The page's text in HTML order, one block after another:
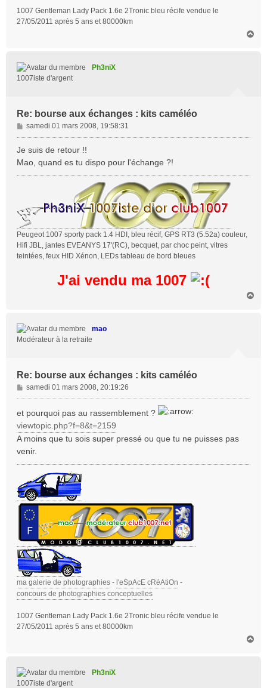
1007 Gentleman Lady Pack 1.6e 2Tronic bleu récife vendue le
27/05/2011 après 5 ans et 80000km
Ph3niX
1007iste d'argent
Re: bourse aux échanges : kits caméléo
M
e
s
samedi 01 mars 2008, 19:58:31
Je suis de retour !!
Mao, quand es tu dispo pour l'échange ?!
Peugeot 1007 sporty pack 1.4 HDI, bleu récif, GPS RT3 (5.52a) couleur,
Hifi JBL, jantes EVEANYS 17'(RC), becquet, par choc peint, vitres
teintées, feux HID Xénon, LEDs tableau de bord bleues
J'ai vendu ma 1007
mao
Modérateur à la retraite
Re: bourse aux échanges : kits caméléo
M
e
s
a
g
e
samedi 01 mars 2008, 20:19:26
et pourquoi pas au rassemblement ?
viewtopic.php?f=8&t=2159
A moins que tu sois super pressé ou que tu ne puisses pas
venir.
ma galerie de photographies - l'eSpAcE cRéAtiOn -
concours de photographies conceptuelles
1007 Gentleman Lady Pack 1.6e 2Tronic bleu récife vendue le
27/05/2011 après 5 ans et 80000km
Ph3niX
1007iste d'argent